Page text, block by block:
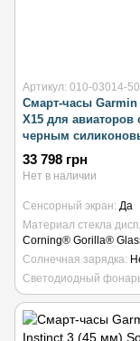
Артикул: 010-03014-50
Смарт-часы Garmin
X15 для авиаторов
черным
ремешком
33 798 грн
Нет в наличии
Сенсорный экран Да
Материал стекла
Corning® Gorilla®
Солнечная зарядка
Светодиодный